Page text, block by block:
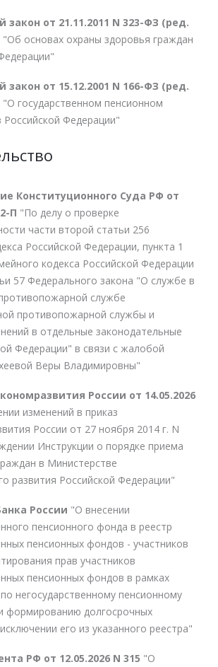
от 21.11.2011 N 323-ФЗ (ред.
"Об основах охраны здоровья граждан
от 15.12.2001 N 166-ФЗ (ред.
"О государственном пенсионном
Российской Федерации"
Конституционного Суда РФ от
П "По делу о проверке
части второй статьи 256
Российской Федерации, пункта 1
кодекса Российской Федерации
57 Федерального закона "О службе в
службе
противопожарной службы и
в отдельные законодательные
Федерации" в связи с жалобой
Веры Владимировны"
России от 14.05.2026
изменений в приказ
России от 27 ноября 2014 г. N
Инструкции о порядке приема
в Министерстве
развития Российской Федерации"
России "О внесении
пенсионного фонда в реестр
пенсионных фондов - участников
прав участников
пенсионных фондов в рамках
негосударственному пенсионному
формированию долгосрочных
его из указанного реестра"
РФ от 12.05.2026 N 315 "О